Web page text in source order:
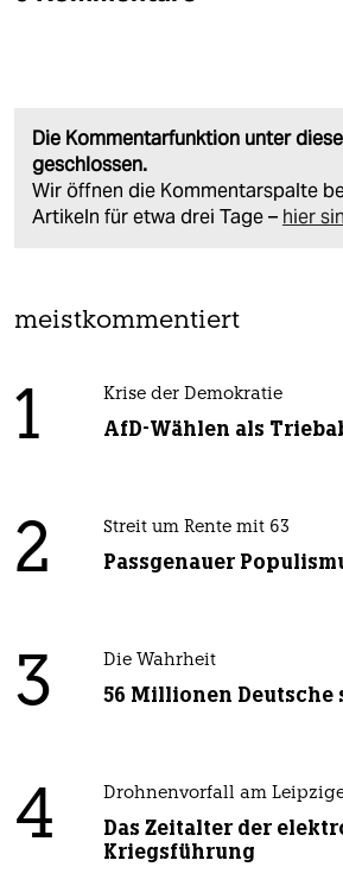
Die Kommentarfunktion unter
geschlossen.
Wir öffnen die Kommentarspalte
Artikeln für etwa drei Tage – hier
meistkommentiert
1 Krise der Demokratie
AfD-Wählen als
2 Streit um Rente mit 63
Passgenauer
3 Die Wahrheit
56 Millionen
4 Drohnenvorfall am
Das Zeitalter der
Kriegsführung